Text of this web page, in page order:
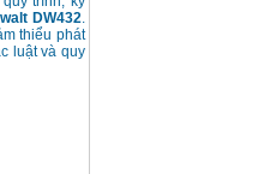
DW432.
thiểu phát
luật và quy